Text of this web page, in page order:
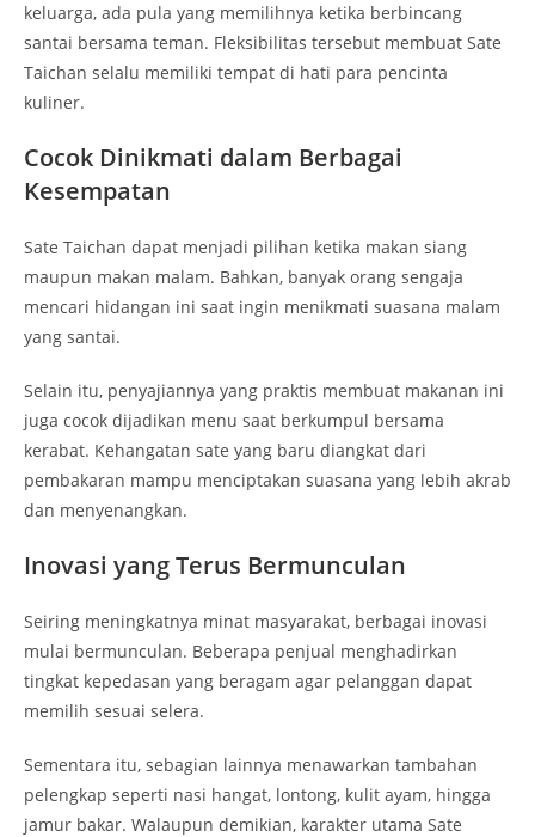
keluarga, ada pula yang memilihnya ketika berbincang
santai bersama teman. Fleksibilitas tersebut membuat Sate
Taichan selalu memiliki tempat di hati para pencinta
kuliner.
Cocok Dinikmati dalam Berbagai
Kesempatan
Sate Taichan dapat menjadi pilihan ketika makan siang
maupun makan malam. Bahkan, banyak orang sengaja
mencari hidangan ini saat ingin menikmati suasana malam
yang santai.
Selain itu, penyajiannya yang praktis membuat makanan ini
juga cocok dijadikan menu saat berkumpul bersama
kerabat. Kehangatan sate yang baru diangkat dari
pembakaran mampu menciptakan suasana yang lebih akrab
dan menyenangkan.
Inovasi yang Terus Bermunculan
Seiring meningkatnya minat masyarakat, berbagai inovasi
mulai bermunculan. Beberapa penjual menghadirkan
tingkat kepedasan yang beragam agar pelanggan dapat
memilih sesuai selera.
Sementara itu, sebagian lainnya menawarkan tambahan
pelengkap seperti nasi hangat, lontong, kulit ayam, hingga
jamur bakar. Walaupun demikian, karakter utama Sate